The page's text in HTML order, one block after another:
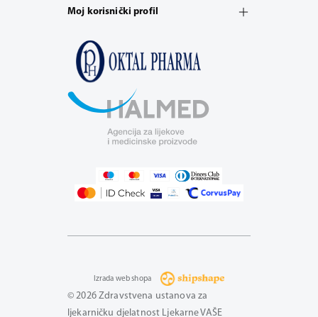
Moj korisnički profil
© 2026 Zdravstvena ustanova za
ljekarničku djelatnost Ljekarne VAŠE
Izrada web shopa